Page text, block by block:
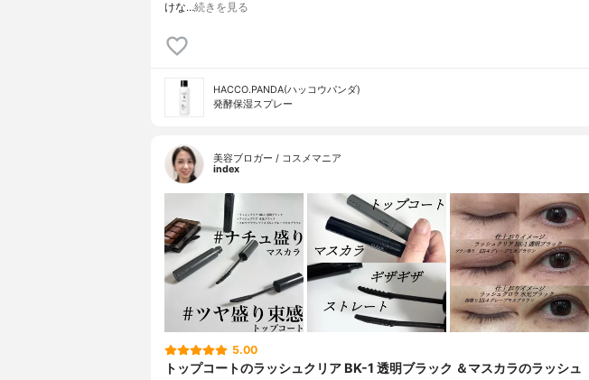
けな…続きを見る
HACCO.PANDA(ハッコウパンダ)
発酵保湿スプレー
美容ブロガー / コスメマニア
index
5.00
トップコートのラッシュクリア BK-1 透明ブラック ＆マスカラのラッシュ